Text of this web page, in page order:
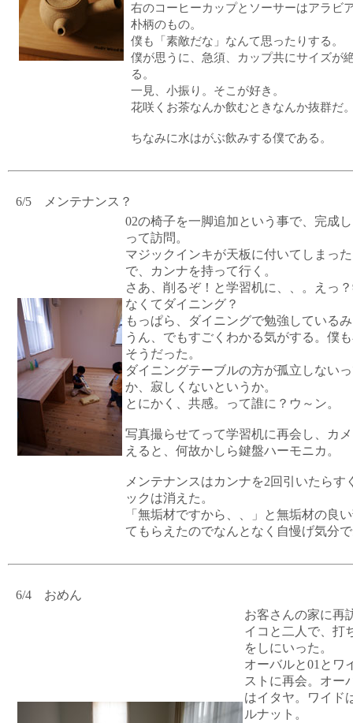
右のコーヒーカップとソーサーはアラビ
朴柄のもの。
僕も「素敵だな」なんて思ったりする。
僕が思うに、急須、カップ共にサイズが
る。
一見、小振り。そこが好き。
花咲くお茶なんか飲むときなんか抜群だ
ちなみに水はがぶ飲みする僕である。
6/5 メンテナンス？
02の椅子を一脚追加という事で、完成
って訪問。
マジックインキが天板に付いてしまっ
で、カンナを持って行く。
さあ、削るぞ！と学習机に、、。えっ
なくてダイニング？
もっぱら、ダイニングで勉強している
うん、でもすごくわかる気がする。僕
そうだった。
ダイニングテーブルの方が孤立しない
か、寂しくないというか。
とにかく、共感。って誰に？ウ～ン。
写真撮らせてって学習机に再会し、カ
えると、何故かしら鍵盤ハーモニカ。
メンテナンスはカンナを2回引いたらす
ックは消えた。
「無垢材ですから、、」と無垢材の良
てもらえたのでなんとなく自慢げ気分
6/4 おめん
お客さんの家に再
イコと二人で、打
をしにいった。
オーバルと01とワ
ストに再会。オー
はイタヤ。ワイド
ルナット。